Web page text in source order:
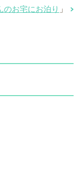
のお宅にお泊り 」